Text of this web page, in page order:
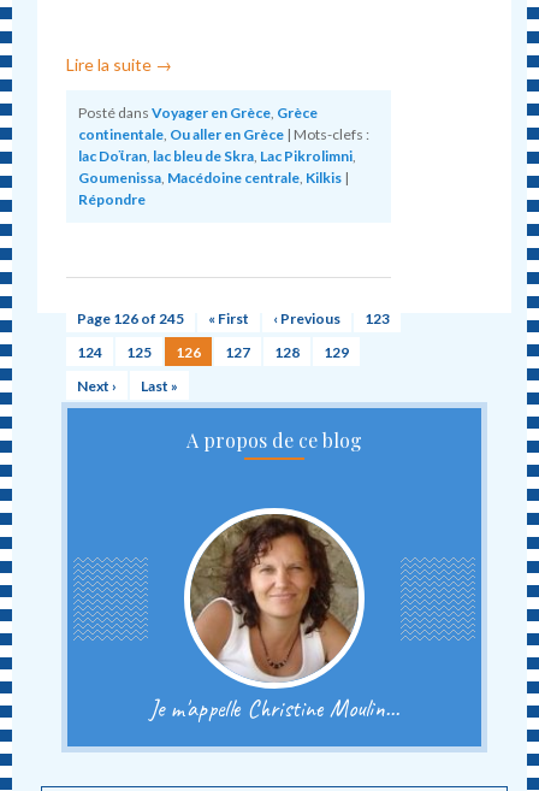
Lire la suite →
Posté dans Voyager en Grèce, Grèce
continentale, Ou aller en Grèce | Mots-clefs :
lac Doϊran, lac bleu de Skra, Lac Pikrolimni,
Goumenissa, Macédoine centrale, Kilkis |
Répondre
Page 126 of 245 « First ‹ Previous
123
124
125 126 127 128
129
Next ›
Last »
A propos de ce blog
Je m'appelle Christine Moulin...